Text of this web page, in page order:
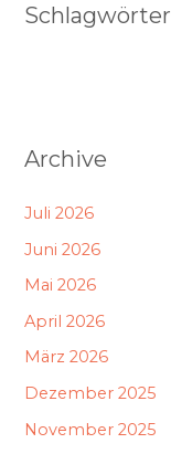
Schlagwörter
Archive
Juli 2026
Juni 2026
Mai 2026
April 2026
März 2026
Dezember 2025
November 2025